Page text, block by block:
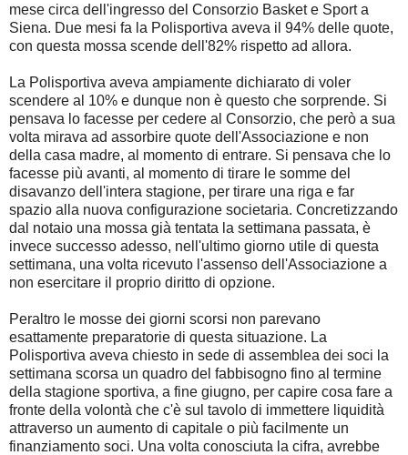
mese circa dell'ingresso del Consorzio Basket e Sport a
Siena. Due mesi fa la Polisportiva aveva il 94% delle quote,
con questa mossa scende dell'82% rispetto ad allora.
La Polisportiva aveva ampiamente dichiarato di voler
scendere al 10% e dunque non è questo che sorprende. Si
pensava lo facesse per cedere al Consorzio, che però a sua
volta mirava ad assorbire quote dell'Associazione e non
della casa madre, al momento di entrare. Si pensava che lo
facesse più avanti, al momento di tirare le somme del
disavanzo dell'intera stagione, per tirare una riga e far
spazio alla nuova configurazione societaria. Concretizzando
dal notaio una mossa già tentata la settimana passata, è
invece successo adesso, nell'ultimo giorno utile di questa
settimana, una volta ricevuto l'assenso dell'Associazione a
non esercitare il proprio diritto di opzione.
Peraltro le mosse dei giorni scorsi non parevano
esattamente preparatorie di questa situazione. La
Polisportiva aveva chiesto in sede di assemblea dei soci la
settimana scorsa un quadro del fabbisogno fino al termine
della stagione sportiva, a fine giugno, per capire cosa fare a
fronte della volontà che c'è sul tavolo di immettere liquidità
attraverso un aumento di capitale o più facilmente un
finanziamento soci. Una volta conosciuta la cifra, avrebbe